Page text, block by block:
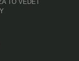
TO VĚDĚT